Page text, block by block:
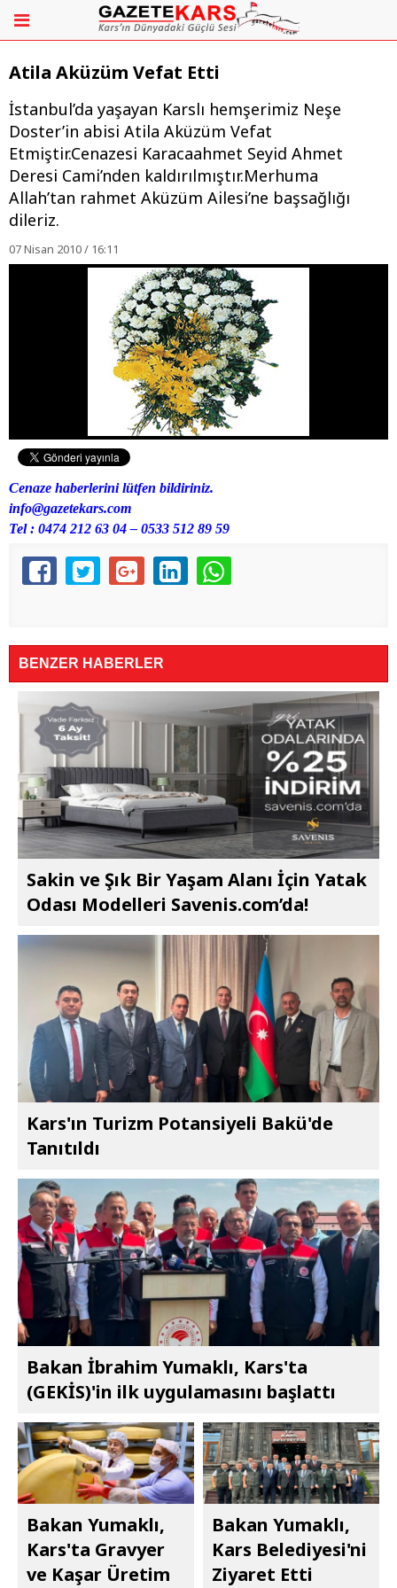
Atila Aküzüm Vefat Etti
İstanbul’da yaşayan Karslı hemşerimiz Neşe
Doster’in abisi Atila Aküzüm Vefat
Etmiştir.Cenazesi Karacaahmet Seyid Ahmet
Deresi Cami’nden kaldırılmıştır.Merhuma
Allah’tan rahmet Aküzüm Ailesi’ne başsağlığı
dileriz.
07 Nisan 2010 / 16:11
Cenaze haberlerini lütfen bildiriniz.
info@gazetekars.com
Tel : 0474 212 63 04 – 0533 512 89 59
BENZER HABERLER
Sakin ve Şık Bir Yaşam Alanı İçin Yatak
Odası Modelleri Savenis.com’da!
Kars'ın Turizm Potansiyeli Bakü'de
Tanıtıldı
Bakan İbrahim Yumaklı, Kars'ta
(GEKİS)'in ilk uygulamasını başlattı
Bakan Yumaklı,
Kars'ta Gravyer
ve Kaşar Üretim
Bakan Yumaklı,
Kars Belediyesi'ni
Ziyaret Etti